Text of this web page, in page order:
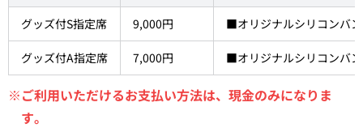
グッズ付S指定席 9,000円 ■オリジナルシリコンバ
グッズ付A指定席 7,000円 ■オリジナルシリコンバ
※ご利用いただけるお支払い方法は、現金のみになりま
す。